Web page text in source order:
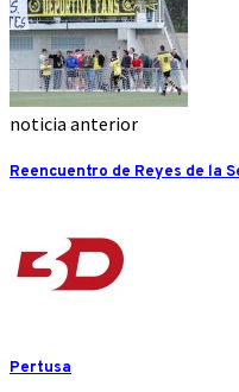
noticia anterior
Reencuentro de Reyes de la
Pertusa